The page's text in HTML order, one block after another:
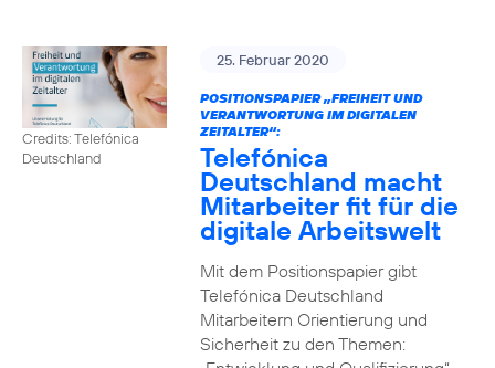
Credits: Telefónica
Deutschland
25. Februar 2020
POSITIONSPAPIER „FREIHEIT UND
VERANTWORTUNG IM DIGITALEN
ZEITALTER“:
Telefónica
Deutschland macht
Mitarbeiter fit für die
digitale Arbeitswelt
Mit dem Positionspapier gibt
Telefónica Deutschland
Mitarbeitern Orientierung und
Sicherheit zu den Themen: